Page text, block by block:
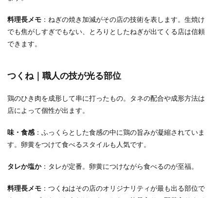
料理長メモ ：ねぎの焼き加減がその店の技術を表します。生焼け
でも焦がしすぎでもない、とろりとしたねぎが出てくる店は信頼
できます。
つくね｜職人の技が光る部位
鶏のひき肉を成形して串に打ったもの。タネの配合や成形方法は
店によって個性が出ます。
味・食感 ：ふっくらとした食感の中に鶏の旨みが凝縮されていま
す。卵黄をつけて食べるスタイルも人気です。
タレか塩か：タレが定番。卵黄につけながら食べるのが至福。
料理長メモ ：つくねはその店のオリジナリティが最も出る部位で